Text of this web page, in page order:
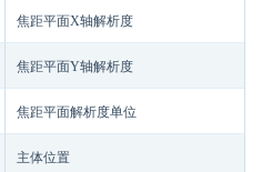
焦距平面X轴解析度
焦距平面Y轴解析度
焦距平面解析度单位
主体位置